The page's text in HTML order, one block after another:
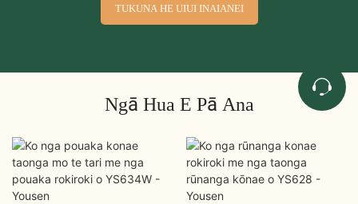
TUKUNA HE UIUI INAIANEI
Ngā Hua E Pā Ana